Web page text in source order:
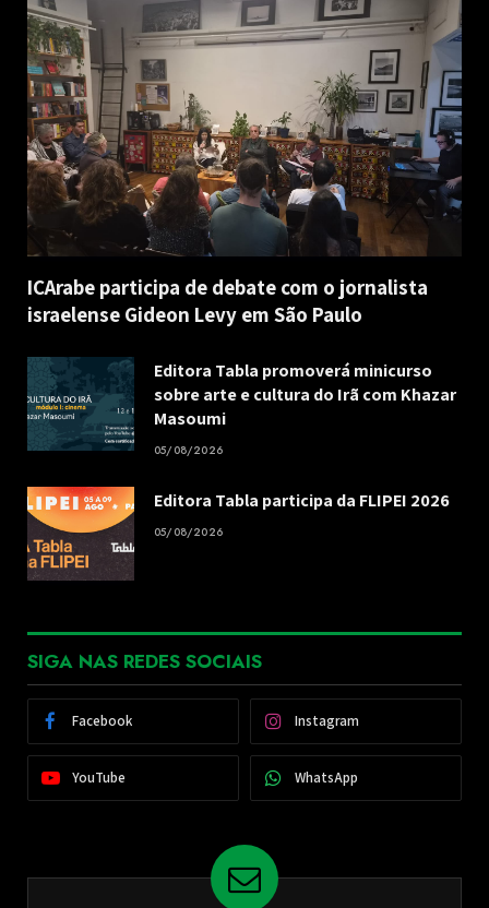
ICArabe participa de debate com o jornalista
israelense Gideon Levy em São Paulo
Editora Tabla promoverá minicurso
sobre arte e cultura do Irã com Khazar
Masoumi
05/08/2026
Editora Tabla participa da FLIPEI 2026
05/08/2026
SIGA NAS REDES SOCIAIS
Facebook Instagram
YouTube WhatsApp